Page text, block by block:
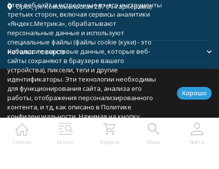
Главная Каталог Корзина Поиск Войти
Орёл, ул. Комсомольская 287 (АнгарКерама)
Каталог товаров
Помощь
Политика персональных данных Карта сайта
Этот веб-сайт и встроенные в него инструменты
третьих сторон, включая сервисы аналитики
«Яндекс.Метрика», обрабатывают
персональные данные и используют
специальные файлы (файлы cookie (куки) - это
небольшие текстовые данные, которые веб-
сайты сохраняют в браузере вашего
устройства), пиксели, теги и другие
идентификаторы. Эти технологии необходимы
для функционирования сайта, анализа его
работы, отображения персонализированного
контента, и тд, как описано в Политике
конфиденциальности. Нажимая на кнопку
«Соглашаюсь», вы соглашаетесь с
использованием указанных технологий и
подтверждаете свое согласие на обработку
Хорошо